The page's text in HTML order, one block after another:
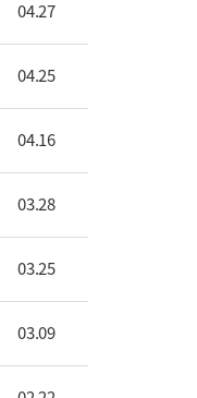
04.27
04.25
04.16
03.28
03.25
03.09